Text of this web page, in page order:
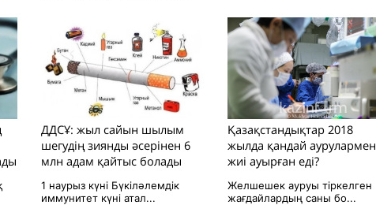
ДДСҰ: жыл сайын шылым
шегудің зиянды әсерінен 6
млн адам қайтыс болады
1 наурыз күні Бүкіләлемдік
иммунитет күні атал...
Қазақстандықтар 2018
жылда қандай аурулармен
жиі ауырған еді?
Желшешек ауруы тіркелген
жағдайлардың саны бо...